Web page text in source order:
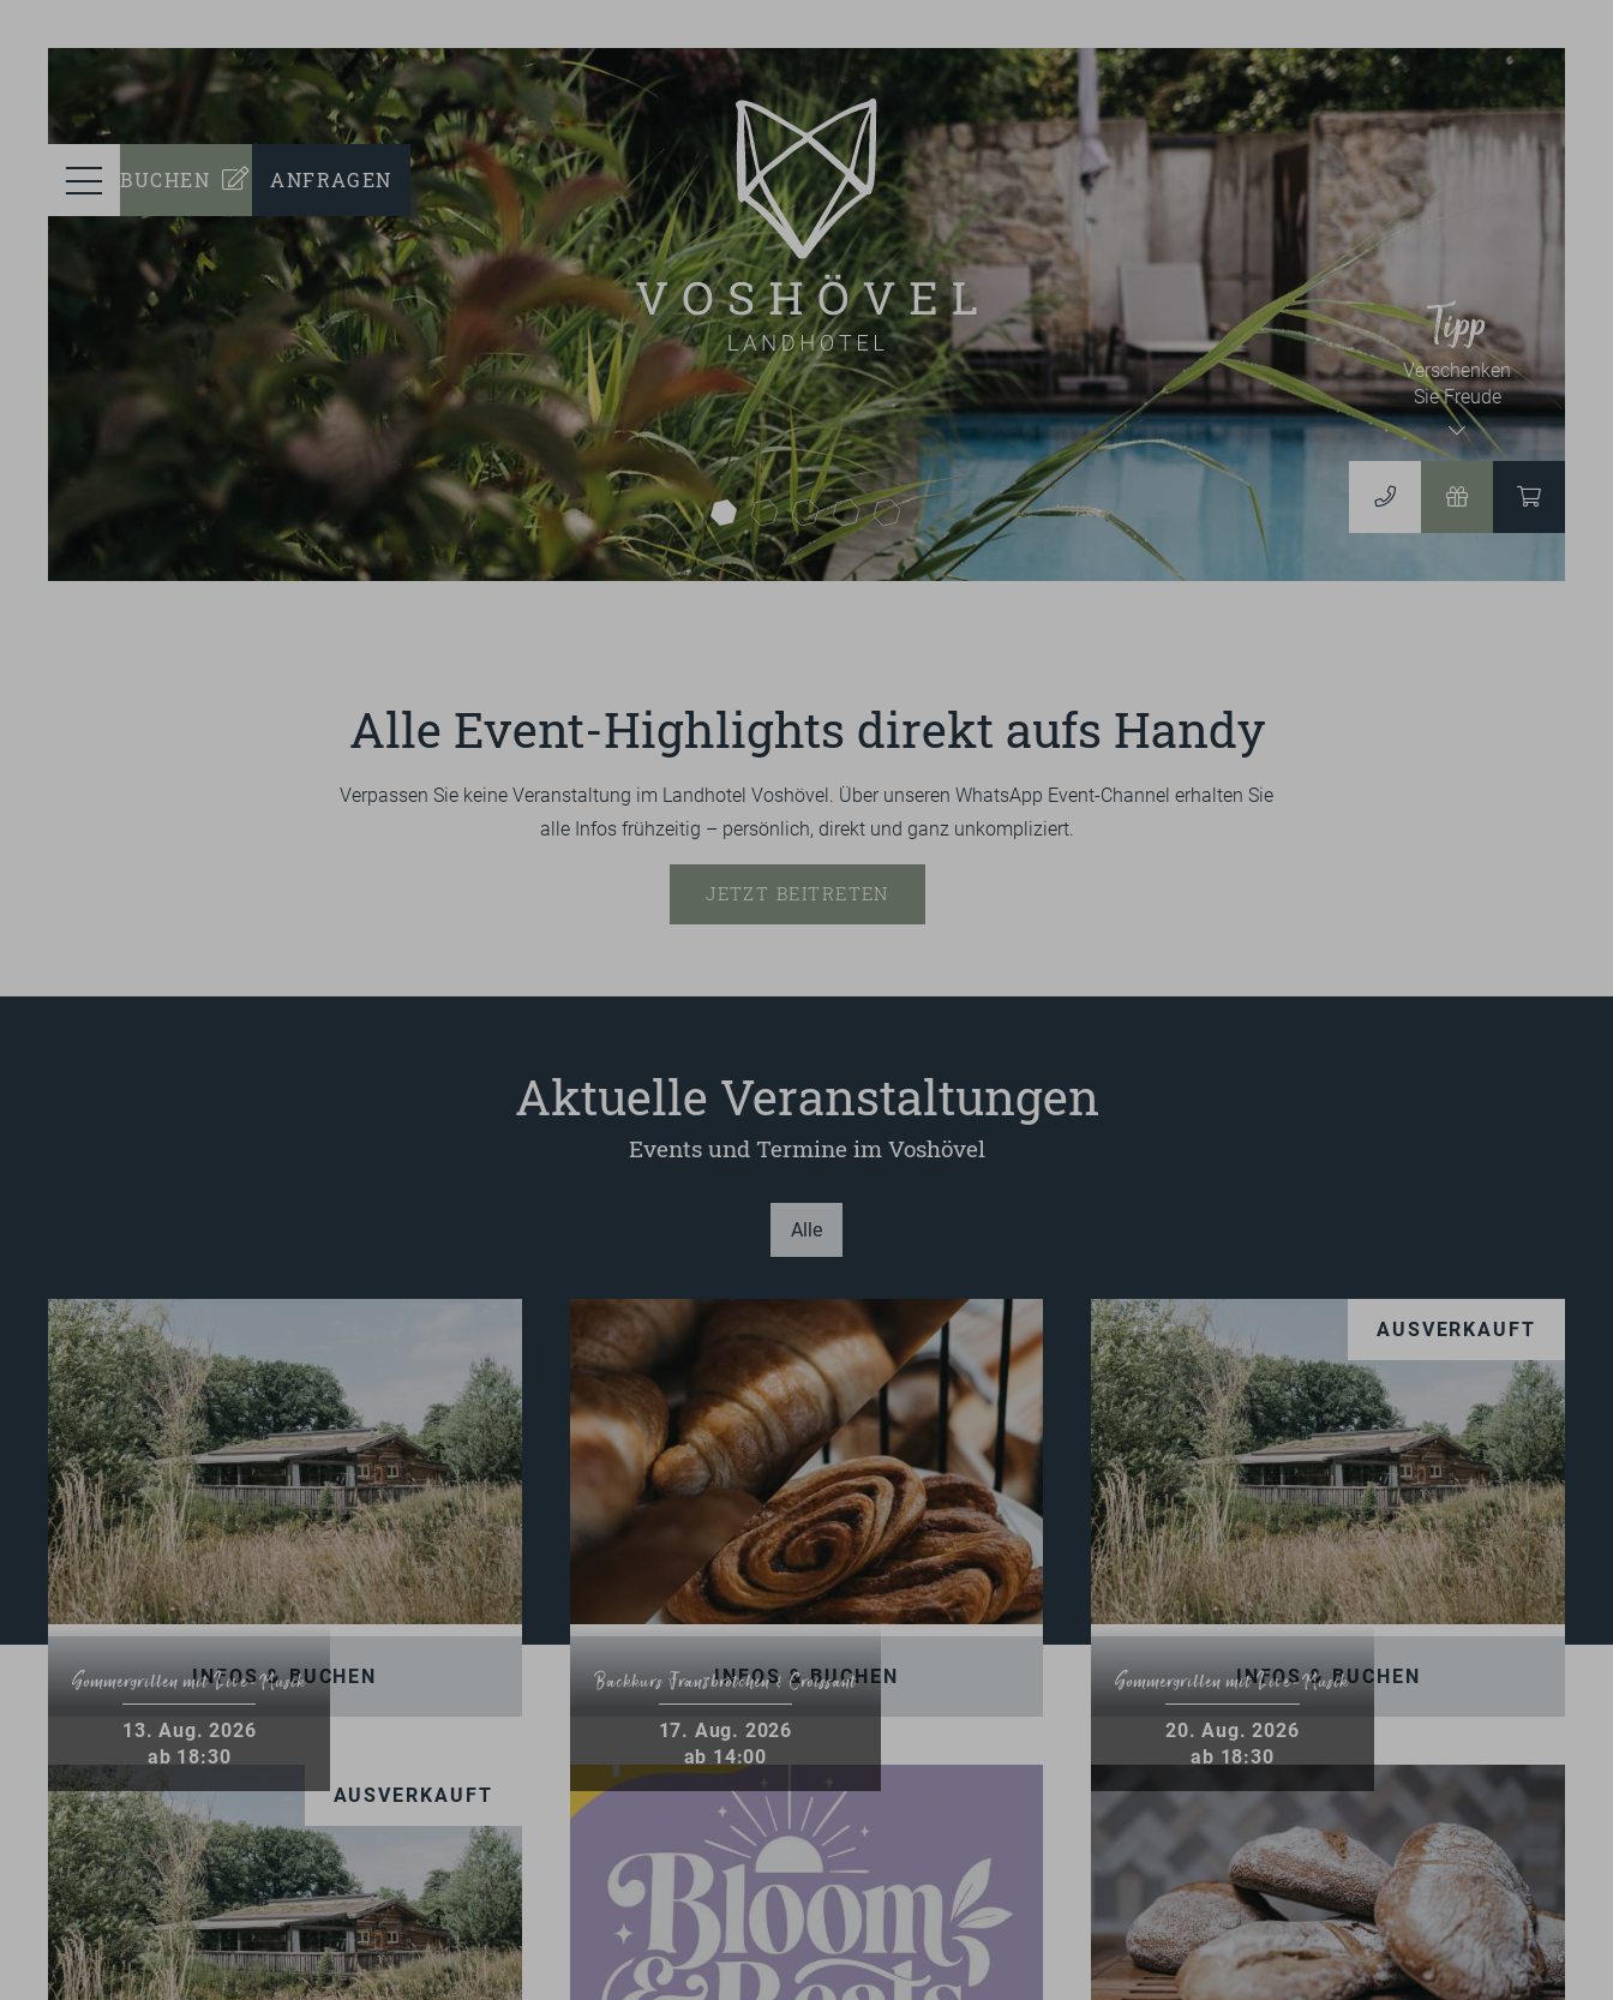
ZIMMER
WELLNESS
KULINARIK
EVENTS
NACHHALTIGKEIT
ÜBERSICHT
EINKAUF
SOZIALES
ZERTIFIZIERUNGEN
TEAM
KARRIERE
UMGEBUNG
RADFAHREN
WANDERN
ÜBERSICHT
BIKE-MENÜ
GOLFEN
WANDERN
GUTSCHEINE & SHOP
GUTSCHEINE
EINLÖSEMÖGLICHKEITEN
ZUM ONLINESHOP
DERGUTEFUCHS.DE ➦
PROSPEKTE ANREISE TEAM PRESSE FAQ DE EN
News & Events
NEWSLETTER
EVENTKALENDER
Gutscheine & Shop
ZUM ONLINESHOP
DERGUTEFUCHS.DE
VIDEOS
BUCHEN ANFRAGEN
Tipp
Verschenken
Sie Freude
1 2 3 4 5
Alle Event-Highlights direkt aufs Handy
Verpassen Sie keine Veranstaltung im Landhotel Voshövel. Über unseren WhatsApp Event-Channel erhalten Sie
alle Infos frühzeitig – persönlich, direkt und ganz unkompliziert.
JETZT BEITRETEN
Aktuelle Veranstaltungen
Events und Termine im Voshövel
Alle
Sommergrillen mit Live-Musik
13.Aug.2026
ab 18:30
INFOS & BUCHEN Backkurs Franzbrötchen & Croissant
17. Aug. 2026
ab 14:00
INFOS & BUCHEN
AUSVERKAUFT
Sommergrillen mit Live-Musik
20.Aug.2026
ab 18:30
INFOS & BUCHEN
AUSVERKAUFT